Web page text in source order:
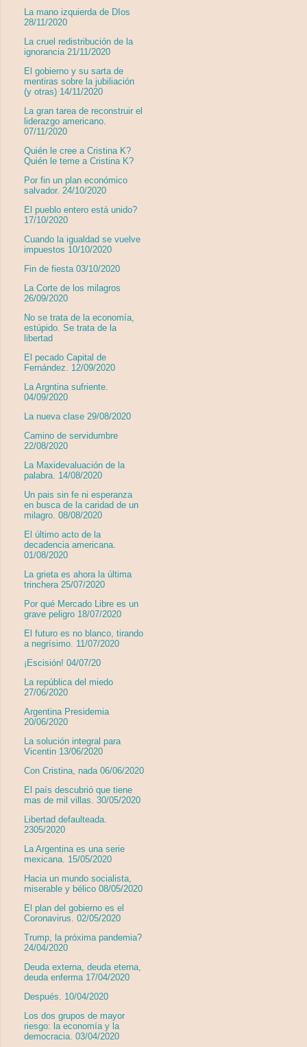
La mano izquierda de DIos
28/11/2020
La cruel redistribución de la
ignorancia 21/11/2020
El gobierno y su sarta de
mentiras sobre la jubiliación
(y otras) 14/11/2020
La gran tarea de reconstruir el
liderazgo americano.
07/11/2020
Quién le cree a Cristina K?
Quién le teme a Cristina K?
Por fin un plan económico
salvador. 24/10/2020
El pueblo entero está unido?
17/10/2020
Cuando la igualdad se vuelve
impuestos 10/10/2020
Fin de fiesta 03/10/2020
La Corte de los milagros
26/09/2020
No se trata de la economía,
estúpido. Se trata de la
libertad
El pecado Capital de
Fernández. 12/09/2020
La Argntina sufriente.
04/09/2020
La nueva clase 29/08/2020
Camino de servidumbre
22/08/2020
La Maxidevaluación de la
palabra. 14/08/2020
Un pais sin fe ni esperanza
en busca de la caridad de un
milagro. 08/08/2020
El último acto de la
decadencia americana.
01/08/2020
La grieta es ahora la última
trinchera 25/07/2020
Por qué Mercado Libre es un
grave peligro 18/07/2020
El futuro es no blanco, tirando
a negrísimo. 11/07/2020
¡Escisión! 04/07/20
La república del miedo
27/06/2020
Argentina Presidemia
20/06/2020
La solución integral para
Vicentin 13/06/2020
Con Cristina, nada 06/06/2020
El país descubrió que tiene
mas de mil villas. 30/05/2020
Libertad defaulteada.
2305/2020
La Argentina es una serie
mexicana. 15/05/2020
Hacia un mundo socialista,
miserable y bélico 08/05/2020
El plan del gobierno es el
Coronavirus. 02/05/2020
Trump, la próxima pandemia?
24/04/2020
Deuda externa, deuda eterna,
deuda enferma 17/04/2020
Después. 10/04/2020
Los dos grupos de mayor
riesgo: la economía y la
democracia. 03/04/2020